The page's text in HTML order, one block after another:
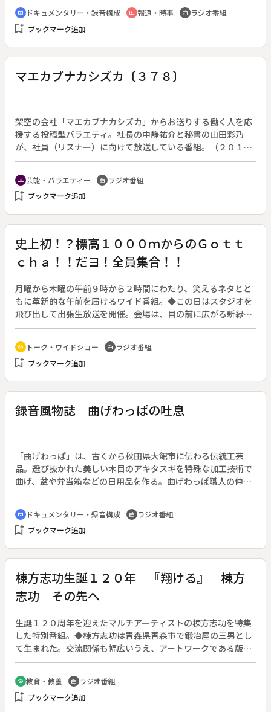
災によってほとんどが焼失した。なかでも特に損失が大きく継
承すら危ぶまれるのが伝統工芸の輪島塗。ある老舗メーカーで
は４億円近くの被害額が想定されていた。工房や事務所、オー
当主の言葉には輪島塗への愛が感じられた。また同じく、輪島
市内で大きな被害を受けたのが孤立集落の南志見地区。発災か
ら数日間は現地に入ることすらできなかったが、地震発生時か
戻らなくなる懸念など、過疎化が急速に進んでいる能登半島に
追い打ちをかけた地震被害の詳細を伝える。
cinematic_blur ドキュメンタリー・録音構成 ondemand_video 報道・時事 radio ラジオ番組
bookmark_add ブックマーク追加
マエカブナカシズカ〔３７８〕
架空の会社「マエカブナカシズカ」からお送りする働く人を応
援する投稿型バラエティ。社長の中静祐介と秘書の山田彩乃
が、社員（リスナー）に向けて放送している番組。（２０１７
年４月７日放送開始）◆今回の午後２時台は、色んな視点・角
度から勝手に深掘りしてもらうコーナー「深掘－マン金太
郎」。日付の語呂合わせから「パンツ」をテーマにお届けす
る。午後３時台は「定例☆投稿会議」。この日は「長岡まつり
グラムである「フェニックス」をラジオでも打ち上げようと、
音声投稿でリスナーによる声花火を募集。「長岡まつり大花火
大会」のフェニックスが上がるときにも使われている平原綾香
「Ｊｕｐｉｔｅｒ」に乗せ、マエカブナカシズカラジオフェニ
馴染みのリスナーが歌う。（番組内で放送ライブラリーに保存
する放送回をリスナーから募集し、選ばれた傑作回。）
groups 芸能・バラエティー radio ラジオ番組
bookmark_add ブックマーク追加
史上初！？標高１０００ｍからのＧｏｔｔ
ｃｈａ！！だヨ！全員集合！！
月曜から木曜の午前９時から２時間にわたり、笑えるネタとと
もに革新的な午前を届けるワイド番組。◆この日はスタジオを
飛び出して出張生放送を開催。会場は、目の前に広がる新緑と
山々の大パノラマが楽しめる湯沢高原パノラマパーク。テーマ
は「Ｇｏｔｔｃｈａ！！福引き」。鐘の音に合わせて福引きで
何が当たったのかをリスナーからメールで募集した。そして、
標高１０００ｍの高原から生放送ということで、その設定で架
も大喜利形式で募集し、多くの投稿が披露された。番組中盤で
は会場である湯沢高原パノラマパークのジップラインやボブス
レーをはじめとしたアクティビティの数々やレストランのオリ
駆けつけ、ネタ投稿の数々に笑い声の絶えない放送となった。
adaptive_audio_mic トーク・ワイドショー radio ラジオ番組
bookmark_add ブックマーク追加
録音風物誌 曲げわっぱの吐息
「曲げわっぱ」は、古くから秋田県大館市に伝わる伝統工芸
品。選び抜かれた美しい木目のアキタスギを特殊な加工技術で
曲げ、盆や弁当箱などの日用品を作る。曲げわっぱ職人の仲澤
恵梨さんは、規格品はもとよりお客さんの好みに合わせたオー
ダーメイドの弁当箱なども製作するという。最近では、食品を
載せた時の写真うつりがよくなるような「見栄えのする」器づ
くりも請け負うほか、イヤリングなどのアクセサリーも手掛
cinematic_blur ドキュメンタリー・録音構成 radio ラジオ番組
bookmark_add ブックマーク追加
棟方志功生誕１２０年 『翔ける』 棟方
志功 その先へ
生誕１２０周年を迎えたマルチアーティストの棟方志功を特集
した特別番組。◆棟方志功は青森県青森市で鍛冶屋の三男とし
て生まれた。交流関係も幅広いうえ、アートワークである版画
のみならず倭画・油絵・書・挿絵・表紙絵・包み紙・自伝・随
筆など数えることができないほどの作品を手掛け、「世界のム
ナカタ」として世に羽ばたいた。棟方の魂が宿った作品を次の
世代にも繋ぎ、そして誰もが知る存在であり続けてほしいと願
school 教育・教養 radio ラジオ番組
bookmark_add ブックマーク追加